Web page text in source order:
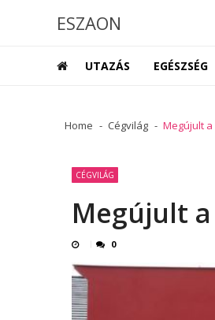
ESZAON
UTAZÁS EGÉSZSÉG
Home Cégvilág Megújult
CÉGVILÁG
Megújult
0